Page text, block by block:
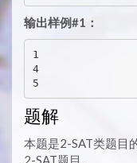
输出样例#1：
1
4
题解
本题是2-SAT类题目
2-SAT题目。